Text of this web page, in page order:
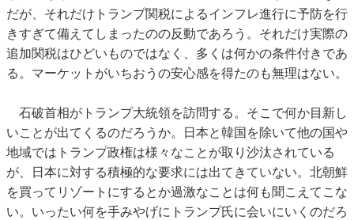
だが、それだけトランプ関税によるインフレ進行に予防を行
きすぎて備えてしまったのの反動であろう。それだけ実際の
追加関税はひどいものではなく、多くは何かの条件付きであ
る。マーケットがいちおうの安心感を得たのも無理はない。
石破首相がトランプ大統領を訪問する。そこで何か目新し
いことが出てくるのだろうか。日本と韓国を除いて他の国や
地域ではトランプ政権は様々なことが取り沙汰されている
が、日本に対する積極的な要求には出てきていない。北朝鮮
を買ってリゾートにするとか過激なことは何も聞こえてこな
い。いったい何を手みやげにトランプ氏に会いにいくのだろ